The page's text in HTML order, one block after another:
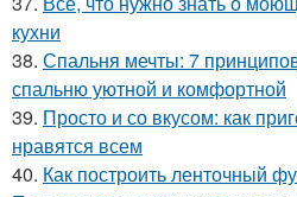
кухни
38. Спальня мечты: 7
спальню уютной и комфортной
39. Просто и со вкусом: как
нравятся всем
40. Как построить ленточный